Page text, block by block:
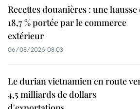
Recettes douanières : une hausse
18,7 % portée par le commerce
extérieur
06/08/2026 08:03
Le durian vietnamien en route
4,5 milliards de dollars